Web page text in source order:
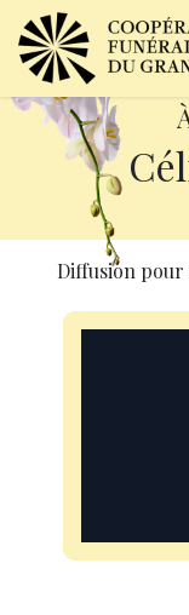
Diffusion pour